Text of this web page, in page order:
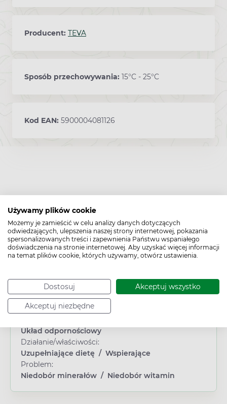
Używamy plików cookie
Możemy je zamieścić w celu analizy danych dotyczących
odwiedzających, ulepszenia naszej strony internetowej, pokazania
spersonalizowanych treści i zapewnienia Państwu wspaniałego
doświadczenia na stronie internetowej. Aby uzyskać więcej informacji
na temat plików cookie, których używamy, otwórz ustawienia.
Dostosuj Akceptuj wszystko
Akceptuj niezbędne
Producent: TEVA
Sposób przechowywania: 15°C - 25°C
Kod EAN: 5900004081126
Cechy produktu
Typ produktu:
Dowolna
Wiek:
Dziecko /
Młodzież
Układ odpornościowy
Działanie/właściwości:
Uzupełniające dietę / Wspierające
Problem:
Niedobór minerałów / Niedobór witamin